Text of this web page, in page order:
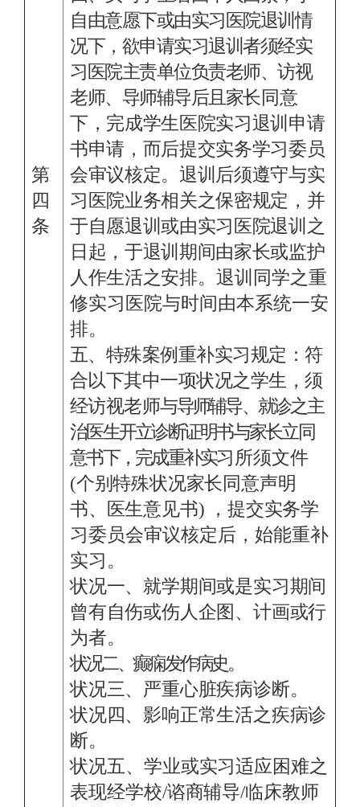
第
四
条
自由意愿下或由实习医院退训情
况下，欲申请实习退训者须经实
习医院主责单位负责老师、访视
老师、导师辅导后且家长同意
下，完成学生医院实习退训申请
书申请，而后提交实务学习委员
会审议核定。退训后须遵守与实
习医院业务相关之保密规定，并
于自愿退训或由实习医院退训之
日起，于退训期间由家长或监护
人作生活之安排。退训同学之重
修实习医院与时间由本系统一安
排。
五、特殊案例重补实习规定：符
合以下其中一项状况之学生，须
经访视老师与导师辅导、就诊之主
治医生开立诊断证明书与家长立同
意书下，完成重补实习所须文件
(个别特殊状况家长同意声明
书、医生意见书) ，提交实务学
习委员会审议核定后，始能重补
实习。
状况一、就学期间或是实习期间
曾有自伤或伤人企图、计画或行
为者。
状况二、癫痫发作病史。
状况三、严重心脏疾病诊断。
状况四、影响正常生活之疾病诊
断。
状况五、学业或实习适应困难之
表现经学校/谘商辅导/临床教师